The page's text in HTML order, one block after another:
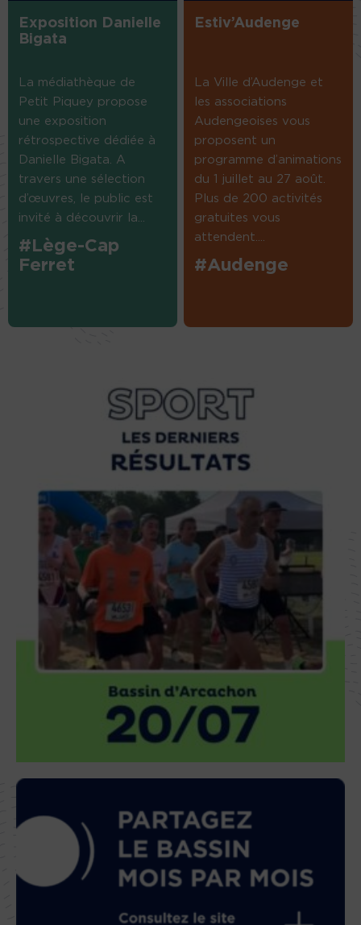
Exposition Danielle
Bigata
La médiathèque de
Petit Piquey propose
une exposition
rétrospective dédiée à
Danielle Bigata. A
travers une sélection
d’œuvres, le public est
invité à découvrir la...
#Lège-Cap
Ferret
Estiv’Audenge
La Ville d’Audenge et
les associations
Audengeoises vous
proposent un
programme d’animations
du 1 juillet au 27 août.
Plus de 200 activités
gratuites vous
attendent....
#Audenge